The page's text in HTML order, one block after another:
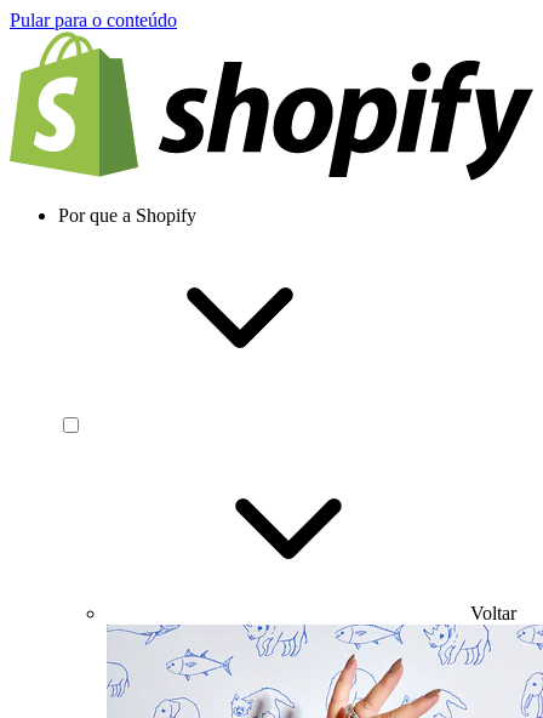
Pular para o conteúdo
Por que a Shopify
Voltar